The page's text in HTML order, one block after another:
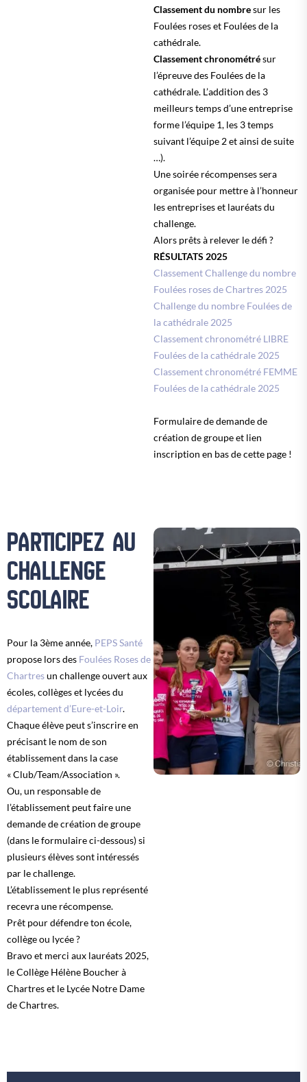
Classement du nombresur les
Foulées roses et Foulées de la
cathédrale.
Classement chronométrésur
l’épreuve des Foulées de la
cathédrale. L’addition des 3
meilleurs temps d’une entreprise
forme l’équipe 1, les 3 temps
suivant l’équipe 2 et ainsi de suite
…).
Une soirée récompenses sera
organisée pour mettre à l’honneur
les entreprises et lauréats du
challenge.
Alors prêts à relever le défi ?
RÉSULTATS 2025
Classement Challenge du nombre
Foulées roses de Chartres 2025
Challenge du nombre Foulées de
la cathédrale 2025
Classement chronométré LIBRE
Foulées de la cathédrale 2025
Classement chronométré FEMME
Foulées de la cathédrale 2025
Formulaire de demande de
création de groupe et lien
inscription en bas de cette page !
PARTICIPEZ AU
CHALLENGE
SCOLAIRE
Pour la 3ème année, PEPS Santé
propose lors des Foulées Roses de
Chartresun challenge ouvert aux
écoles, collèges et lycées du
département d’Eure-et-Loir.
Chaque élève peut s’inscrire en
précisant le nom de son
établissement dans la case
« Club/Team/Association ».
Ou, un responsable de
l’établissement peut faire une
demande de création de groupe
(dans le formulaire ci-dessous) si
plusieurs élèves sont intéressés
par le challenge.
L’établissement le plus représenté
recevra une récompense.
Prêt pour défendre ton école,
collège ou lycée ?
Bravo et merci aux lauréats 2025,
le Collège Hélène Boucher à
Chartres et le Lycée Notre Dame
de Chartres.